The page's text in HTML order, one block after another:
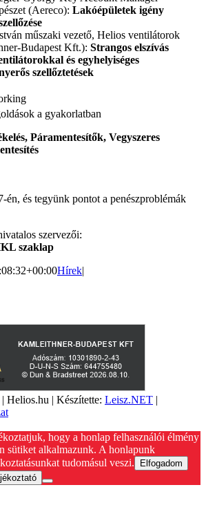
(Aereco): Lakóépületek igény
műszaki vezető, Helios ventilátorok
Budapest Kft.): Strangos elszívás
és egyhelyiséges
szellőztetések
a gyakorlatban
Páramentesítők, Vegyszeres
én, és tegyünk pontot a penészproblémák
szervezői:
szaklap
Hírek|
Helios.hu | Készítette: Leisz.NET |
hogy a honlap felhasználói élmény
sütiket alkalmazunk. A honlapunk
tudomásul veszi.
Elfogadom